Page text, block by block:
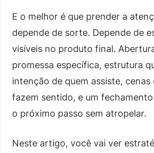
E o melhor é que prender a
depende de sorte. Depende de
visíveis no produto final.
promessa específica, estrutura
intenção de quem assiste,
fazem sentido, e um
o próximo passo sem atropelar.
Neste artigo, você vai ver